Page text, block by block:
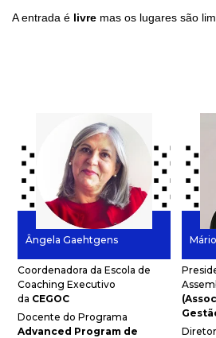
A entrada é livre mas os lugares são
Ângela Gaehtgens
Coordenadora da Escola de
Coaching Executivo
da CEGOC
Docente do Programa
Advanced Program de